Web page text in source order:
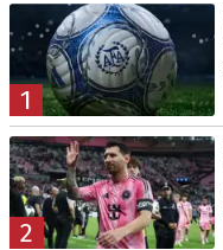
1
2